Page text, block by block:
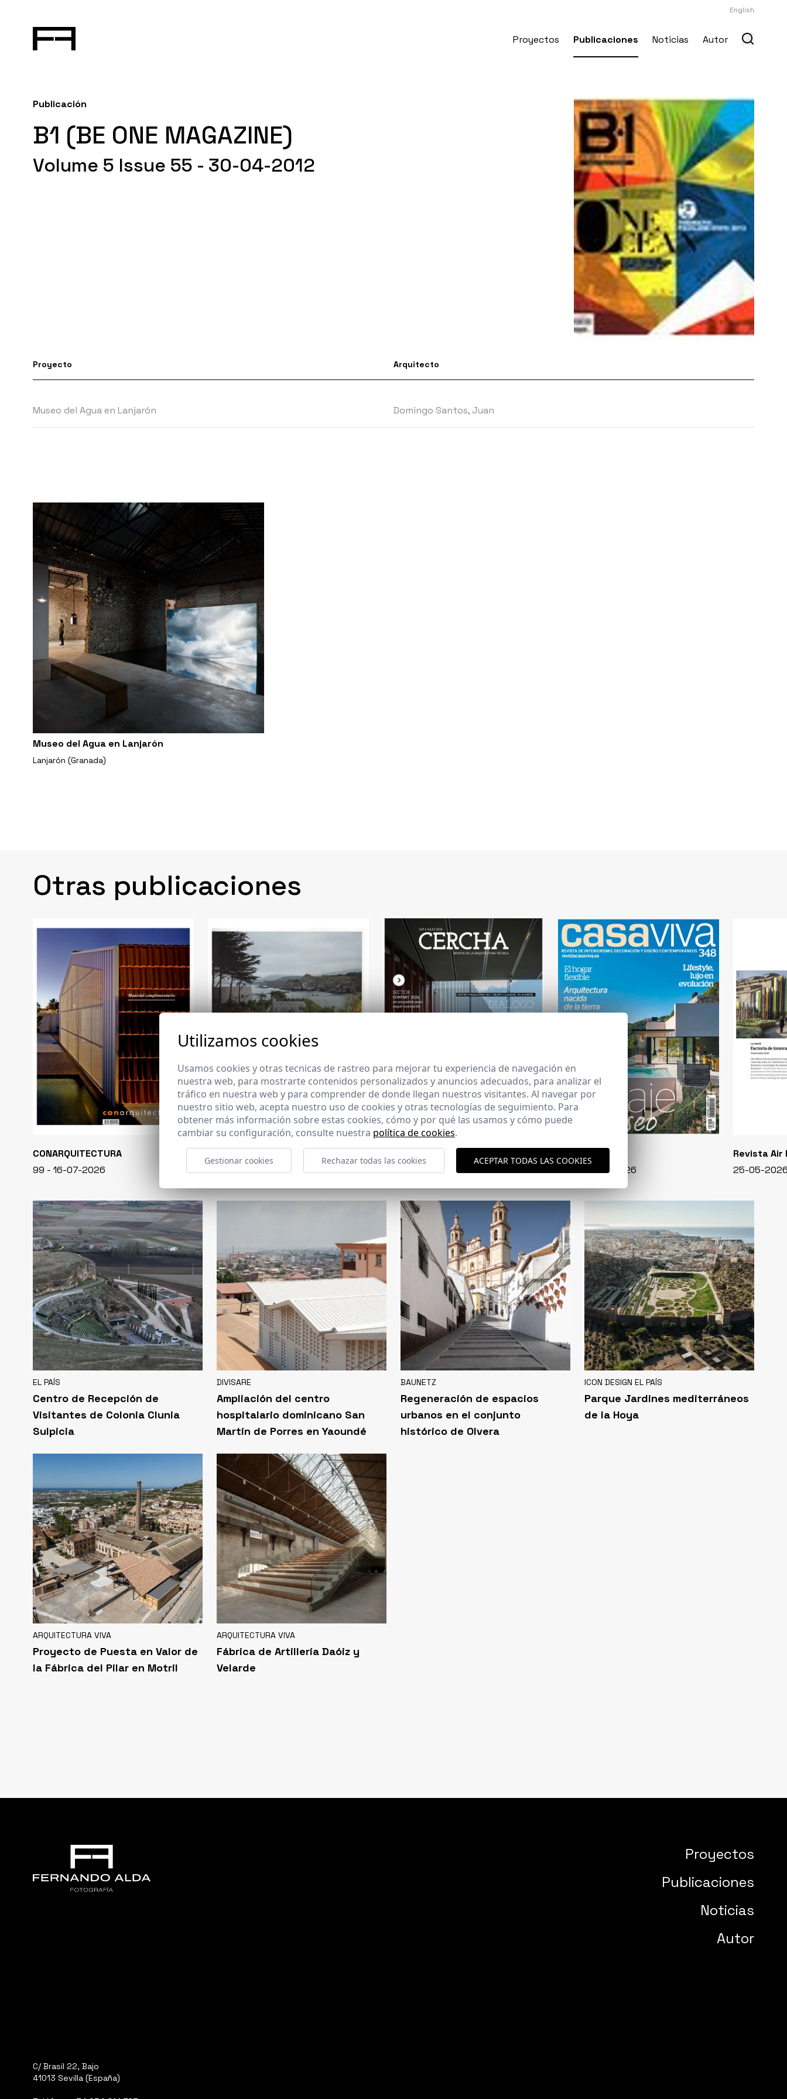
English
Proyectos Publicaciones Noticias Autor
Publicación
B1 (BE ONE MAGAZINE)
Volume 5 Issue 55 - 30-04-2012
Proyecto Arquitecto
Museo del Agua en Lanjarón Domingo Santos, Juan
Museo del Agua en Lanjarón
Lanjarón (Granada)
Otras publicaciones
CONARQUITECTURA
99 - 16-07-2026
40 - 16-07-2026
169 - 10-07-2026
348 - 01-07-2026
Revista Air
25-05-
EL PAÍS
Centro de Recepción de
Visitantes de Colonia Clunia
Sulpicia
DIVISARE
Ampliación del centro
hospitalario dominicano San
Martín de Porres en Yaoundé
BAUNETZ
Regeneración de espacios
urbanos en el conjunto
histórico de Olvera
ICON DESIGN EL PAÍS
Parque Jardines mediterráneos
de la Hoya
ARQUITECTURA VIVA
Proyecto de Puesta en Valor de
la Fábrica del Pilar en Motril
ARQUITECTURA VIVA
Fábrica de Artillería Daóiz y
Velarde
Proyectos
Publicaciones
Noticias
Autor
C/ Brasil 22, Bajo
41013 Sevilla (España)
Utilizamos cookies
Usamos cookies y otras tecnicas de rastreo para mejorar tu experiencia de navegación en
nuestra web, para mostrarte contenidos personalizados y anuncios adecuados, para analizar el
tráfico en nuestra web y para comprender de donde llegan nuestros visitantes. Al navegar por
nuestro sitio web, acepta nuestro uso de cookies y otras tecnologías de seguimiento. Para
obtener más información sobre estas cookies, cómo y por qué las usamos y cómo puede
cambiar su configuración, consulte nuestra política de cookies.
Gestionar cookies Rechazar todas las cookies ACEPTAR TODAS LAS COOKIES